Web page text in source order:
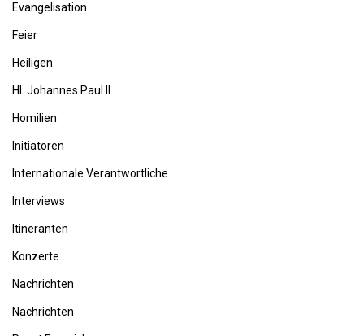
Evangelisation
Feier
Heiligen
Hl. Johannes Paul II.
Homilien
Initiatoren
Internationale Verantwortliche
Interviews
Itineranten
Konzerte
Nachrichten
Nachrichten